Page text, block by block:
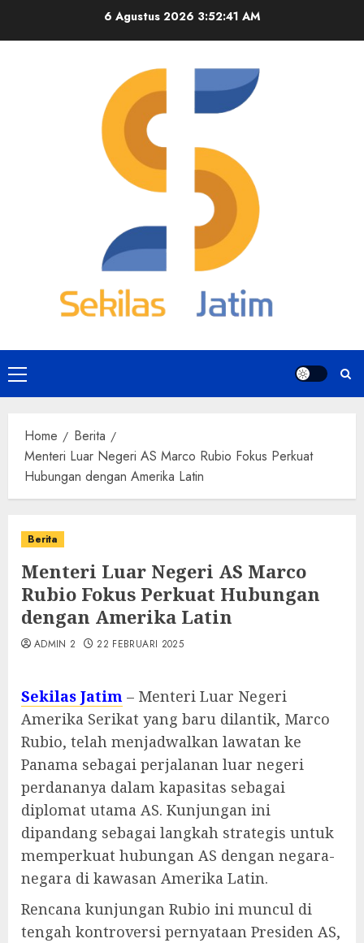
6 Agustus 2026 3:52:41 AM
Primary
Menu
Home
Berita
Menteri Luar Negeri AS Marco Rubio Fokus Perkuat
Hubungan dengan Amerika Latin
Berita
Menteri Luar Negeri AS Marco
Rubio Fokus Perkuat Hubungan
dengan Amerika Latin
ADMIN 2 22 FEBRUARI 2025
Sekilas Jatim – Menteri Luar Negeri
Amerika Serikat yang baru dilantik, Marco
Rubio, telah menjadwalkan lawatan ke
Panama sebagai perjalanan luar negeri
perdananya dalam kapasitas sebagai
diplomat utama AS. Kunjungan ini
dipandang sebagai langkah strategis untuk
memperkuat hubungan AS dengan negara-
negara di kawasan Amerika Latin.
Rencana kunjungan Rubio ini muncul di
tengah kontroversi pernyataan Presiden AS,